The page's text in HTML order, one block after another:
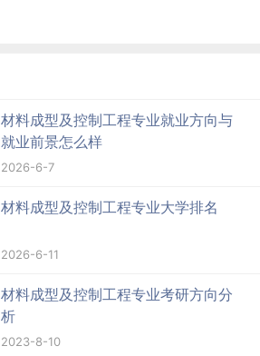
材料成型及控制工程专业就业方向与
就业前景怎么样
2026-6-7
材料成型及控制工程专业大学排名
2026-6-11
材料成型及控制工程专业考研方向分
析
2023-8-10